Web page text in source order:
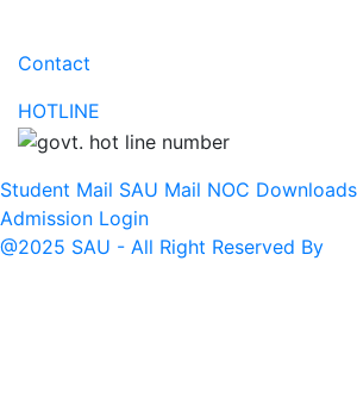
Contact
HOTLINE
Student Mail SAU Mail NOC Downloads
Admission Login
@2025 SAU - All Right Reserved By